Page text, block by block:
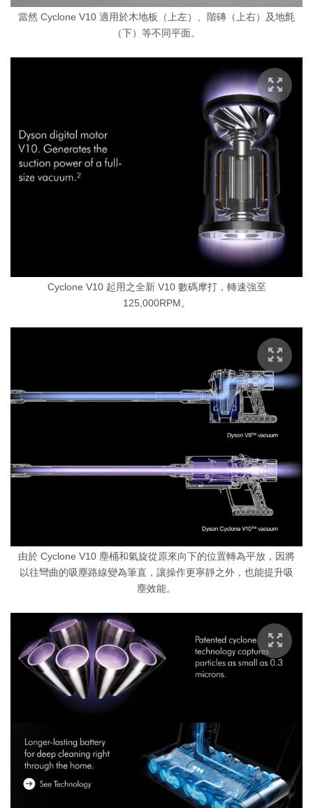
當然 Cyclone V10 適用於木地板（上左）、階磚（上右）及地氈
（下）等不同平面。
Cyclone V10 起用之全新 V10 數碼摩打，轉速強至
125,000RPM。
由於 Cyclone V10 塵桶和氣旋從原來向下的位置轉為平放，因將
以往彎曲的吸塵路線變為筆直，讓操作更寧靜之外，也能提升吸
塵效能。